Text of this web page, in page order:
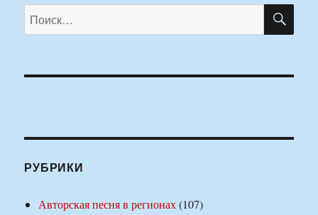
Искать:
РУБРИКИ
Авторская песня в регионах(107)